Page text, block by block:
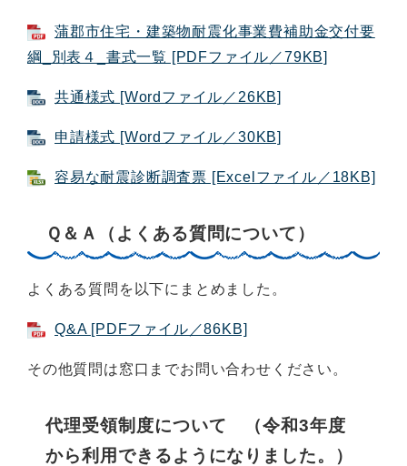
蒲郡市住宅・建築物耐震化事業費補助金交付要
綱_別表４_書式一覧 [PDFファイル／79KB]
共通様式 [Wordファイル／26KB]
申請様式 [Wordファイル／30KB]
容易な耐震診断調査票 [Excelファイル／18KB]
Ｑ＆Ａ（よくある質問について）
よくある質問を以下にまとめました。
Q&A [PDFファイル／86KB]
その他質問は窓口までお問い合わせください。
代理受領制度について （令和3年度
から利用できるようになりました。）